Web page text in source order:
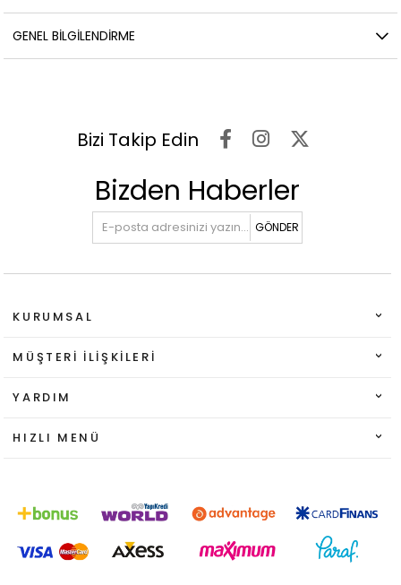
GENEL BILGILENDIRME
Bizi Takip Edin
Bizden Haberler
GÖNDER
KURUMSAL
MÜŞTERI İLIŞKILERI
YARDIM
HIZLI MENÜ